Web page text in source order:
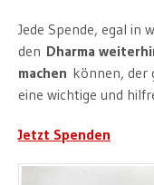
Jede Spende, egal in
den Dharma
machen können, der
eine wichtige und
Jetzt Spenden